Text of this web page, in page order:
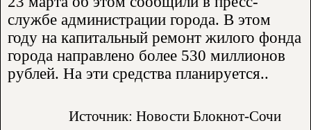
службе администрации города. В этом
году на капитальный ремонт жилого фонда
города направлено более 530 миллионов
рублей. На эти средства планируется..
Источник: Новости Блокнот-Сочи